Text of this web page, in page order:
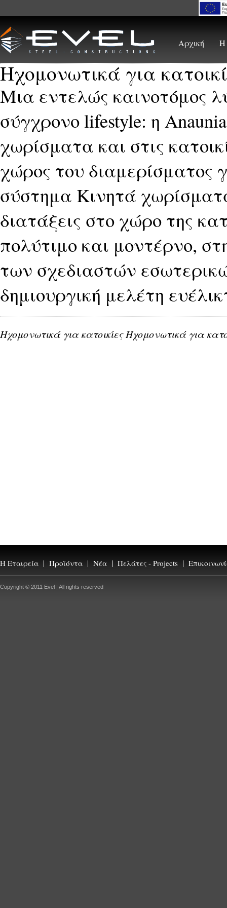
Αρχική Η
Ηχομονωτικά για
Μια εντελώς καινοτόμος
σύγχρονο lifestyle: η
χωρίσματα και στις
χώρος του διαμερίσματος
σύστημα Κινητά
διατάξεις στο χώρο της
πολύτιμο και μοντέρνο,
των σχεδιαστών
δημιουργική μελέτη
Ηχομονωτικά για κατοικίες Ηχομονωτικά για
Η Εταιρεία Προϊόντα Νέα Πελάτες - Projects
Copyright © 2011 Evel | All rights reserved